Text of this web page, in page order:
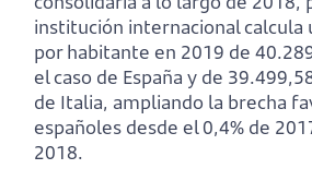
institución internacional calcula
por habitante en 2019 de
el caso de España y de
de Italia, ampliando la brecha
españoles desde el 0,4% de
2018.